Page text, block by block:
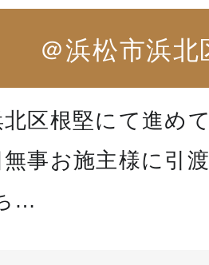
＠浜松市浜北
北区根堅にて進め
無事お施主様に引
…